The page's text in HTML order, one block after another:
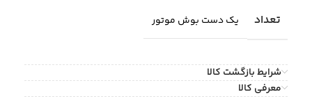
تعداد یک دست بوش موتور
شرایط بازگشت کالا
معرفی کالا